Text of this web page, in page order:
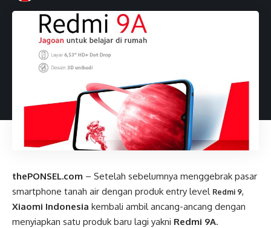
thePONSEL.com – Setelah sebelumnya menggebrak pasar
smartphone tanah air dengan produk entry level Redmi 9,
Xiaomi Indonesia kembali ambil ancang-ancang dengan
menyiapkan satu produk baru lagi yakni Redmi 9A.